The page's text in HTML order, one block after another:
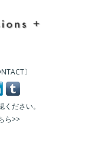
〕
ださい。
ら>>